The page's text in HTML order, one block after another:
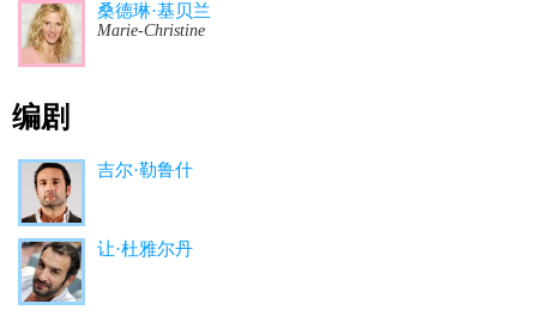
桑德琳·基贝兰
Marie-Christine
编剧
吉尔·勒鲁什
让·杜雅尔丹